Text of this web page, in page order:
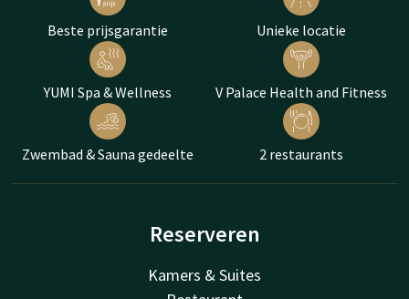
Beste prijsgarantie Unieke locatie
YUMI Spa & Wellness V Palace Health and Fitness
Zwembad & Sauna gedeelte 2 restaurants
Reserveren
Kamers & Suites